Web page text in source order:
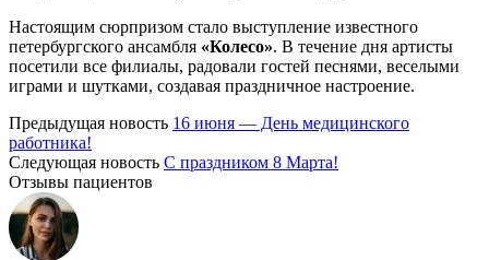
Настоящим сюрпризом стало выступление известного
петербургского ансамбля «Колесо». В течение дня артисты
посетили все филиалы, радовали гостей песнями, веселыми
играми и шутками, создавая праздничное настроение.
Предыдущая новость 16 июня — День медицинского
работника!
Следующая новость С праздником 8 Марта!
Отзывы пациентов